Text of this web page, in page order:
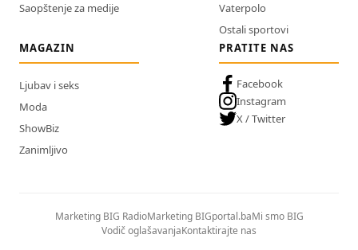
Saopštenje za medije
Vaterpolo
Ostali sportovi
MAGAZIN
Ljubav i seks
Moda
ShowBiz
Zanimljivo
PRATITE NAS
Facebook
Instagram
X / Twitter
Marketing BIG RadioMarketing BIGportal.baMi smo BIG
Vodič oglašavanjaKontaktirajte nas